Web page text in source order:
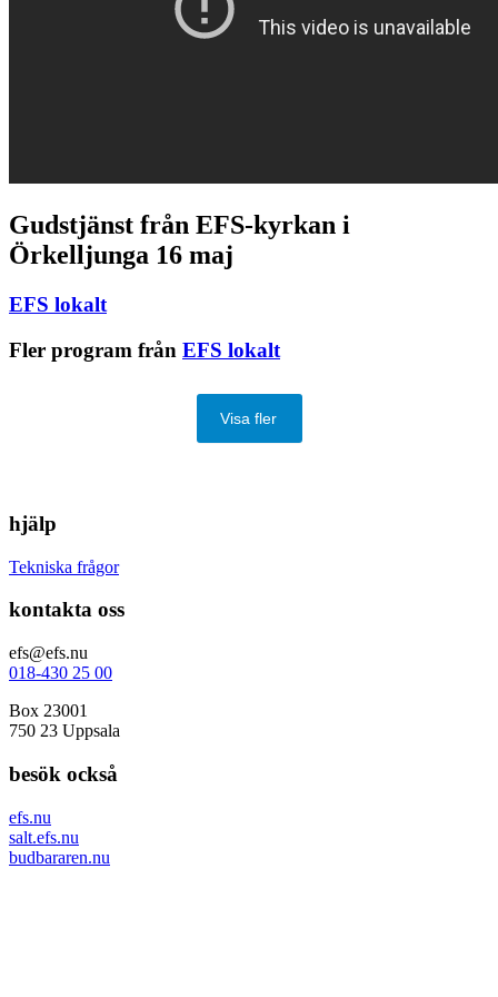
Gudstjänst från EFS-kyrkan i
Örkelljunga 16 maj
EFS lokalt
Fler program från EFS lokalt
Visa fler
hjälp
Tekniska frågor
kontakta oss
efs@efs.nu
018-430 25 00
Box 23001
750 23 Uppsala
besök också
efs.nu
salt.efs.nu
budbararen.nu